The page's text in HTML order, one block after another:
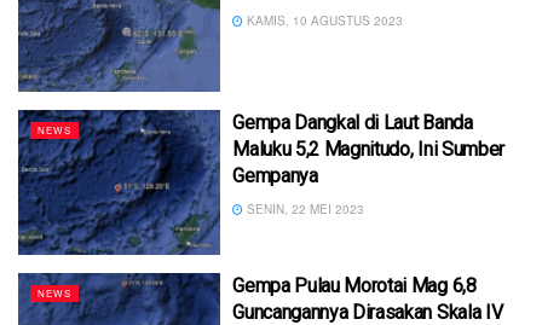
KAMIS, 10 AGUSTUS 2023
NEWS
Gempa Dangkal di Laut Banda
Maluku 5,2 Magnitudo, Ini Sumber
Gempanya
SENIN, 22 MEI 2023
NEWS
Gempa Pulau Morotai Mag 6,8
Guncangannya Dirasakan Skala IV